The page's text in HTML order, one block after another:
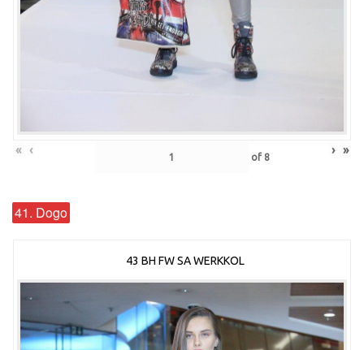
« ‹ of 8 › »
41. Dogo
43 BH FW SA WERKKOL